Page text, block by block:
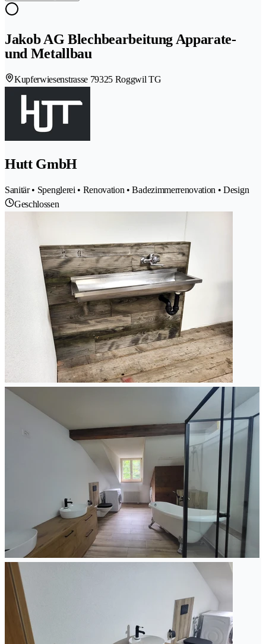
Jakob AG Blechbearbeitung Apparate-
und Metallbau
Kupferwiesenstrasse 79325 Roggwil TG
Hutt GmbH
Sanitär • Spenglerei • Renovation • Badezimmerrenovation • Design
Geschlossen